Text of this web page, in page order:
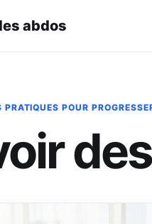
abdos
PRATIQUES POUR